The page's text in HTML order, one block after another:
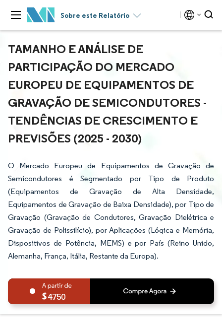
Sobre este Relatório
TAMANHO E ANÁLISE DE
PARTICIPAÇÃO DO MERCADO
EUROPEU DE EQUIPAMENTOS DE
GRAVAÇÃO DE SEMICONDUTORES -
TENDÊNCIAS DE CRESCIMENTO E
PREVISÕES (2025 - 2030)
O Mercado Europeu de Equipamentos de Gravação de
Semicondutores é Segmentado por Tipo de Produto
(Equipamentos de Gravação de Alta Densidade,
Equipamentos de Gravação de Baixa Densidade), por Tipo de
Gravação (Gravação de Condutores, Gravação Dielétrica e
Gravação de Polissilício), por Aplicações (Lógica e Memória,
Dispositivos de Potência, MEMS) e por País (Reino Unido,
Alemanha, França, Itália, Restante da Europa).
4750